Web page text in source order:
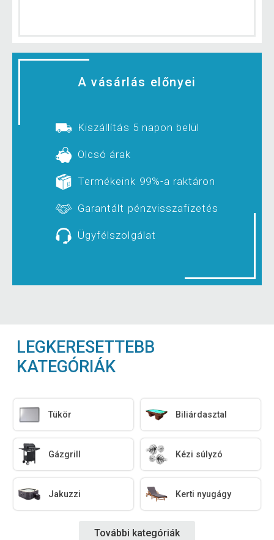
A vásárlás előnyei
Kiszállítás 5 napon belül
Olcsó árak
Termékeink 99%-a raktáron
Garantált pénzvisszafizetés
Ügyfélszolgálat
LEGKERESETTEBB
KATEGÓRIÁK
Tükör Biliárdasztal
Gázgrill Kézi súlyzó
Jakuzzi Kerti nyugágy
További kategóriák